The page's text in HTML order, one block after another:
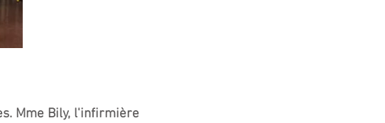
Mme Bily, l'infirmière